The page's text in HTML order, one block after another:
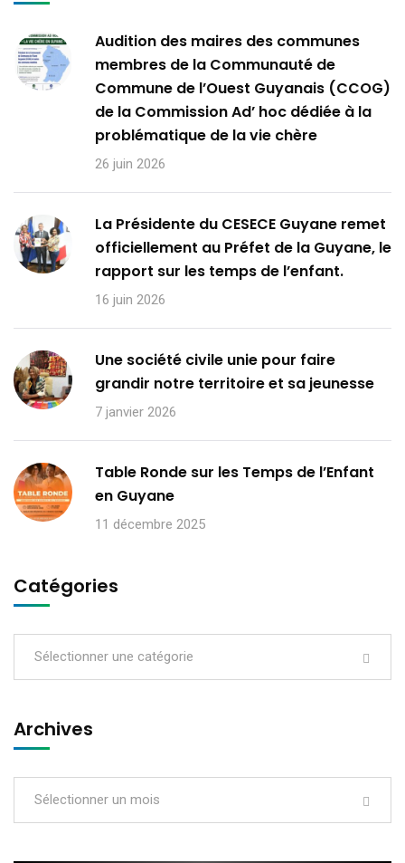
Audition des maires des communes
membres de la Communauté de
Commune de l’Ouest Guyanais (CCOG)
de la Commission Ad’ hoc dédiée à la
problématique de la vie chère
26 juin 2026
La Présidente du CESECE Guyane remet
officiellement au Préfet de la Guyane, le
rapport sur les temps de l’enfant.
16 juin 2026
Une société civile unie pour faire
grandir notre territoire et sa jeunesse
7 janvier 2026
Table Ronde sur les Temps de l’Enfant
en Guyane
11 décembre 2025
Catégories
Sélectionner une catégorie
Archives
Sélectionner un mois